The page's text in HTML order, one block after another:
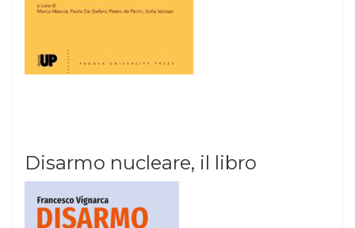
Disarmo nucleare, il libro